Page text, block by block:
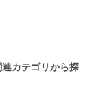
カテゴリから探